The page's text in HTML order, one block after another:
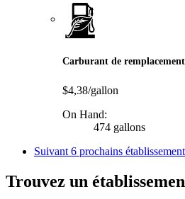
Carburant de remplacement
$4,38/gallon
On Hand:
474 gallons
Suivant 6 prochains
Trouvez un